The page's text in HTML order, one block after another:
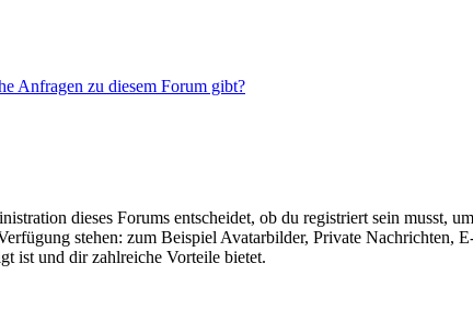
Anfragen zu diesem Forum gibt?
dieses Forums entscheidet, ob du registriert sein musst,
stehen: zum Beispiel Avatarbilder, Private Nachrichten,
ist und dir zahlreiche Vorteile bietet.